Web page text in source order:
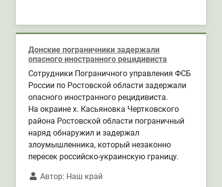
Донские пограничники задержали
опасного иностранного рецидивиста
Сотрудники Пограничного управления ФСБ
России по Ростовской области задержали
опасного иностранного рецидивиста.
На окраине х. Касьяновка Чертковского
района Ростовской области пограничный
наряд обнаружил и задержал
злоумышленника, который незаконно
пересек российско-украинскую границу.
Автор: Наш край